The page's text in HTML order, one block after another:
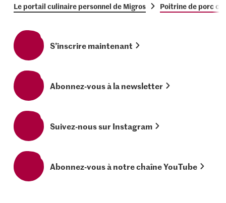
Le portail culinaire personnel de Migros Poitrine de porc
S’inscrire maintenant
Abonnez-vous à la newsletter
Suivez-nous sur Instagram
Abonnez-vous à notre chaîne YouTube